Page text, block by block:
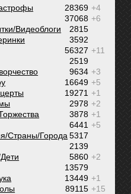
+4
28369
+6
37068
2815
Видеоблоги
3592
+11
56327
2519
+3
9634
+5
16649
+1
19271
+2
2978
+1
3878
+5
6441
5317
Cтраны/Города
2139
+2
5860
13579
+1
13449
+15
89115